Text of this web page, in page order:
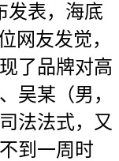
发表，海底
网友发觉，
了品牌对高
吴某（男，
法法式，又
到一周时